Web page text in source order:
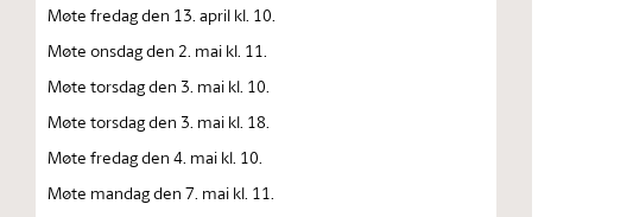
Møte fredag den 13. april kl. 10.
Møte onsdag den 2. mai kl. 11.
Møte torsdag den 3. mai kl. 10.
Møte torsdag den 3. mai kl. 18.
Møte fredag den 4. mai kl. 10.
Møte mandag den 7. mai kl. 11.